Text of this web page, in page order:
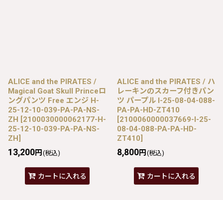
ALICE and the PIRATES /
Magical Goat Skull Princeロ
ングパンツ Free エンジ H-
25-12-10-039-PA-PA-NS-
ZH [2100030000062177-H-
25-12-10-039-PA-PA-NS-
ZH]
13,200円 (税込)
カートに入れる
ALICE and the PIRATES / ハ
レーキンのスカーフ付きパン
ツ パープル I-25-08-04-088-
PA-PA-HD-ZT410
[2100060000037669-I-25-
08-04-088-PA-PA-HD-
ZT410]
8,800円 (税込)
カートに入れる